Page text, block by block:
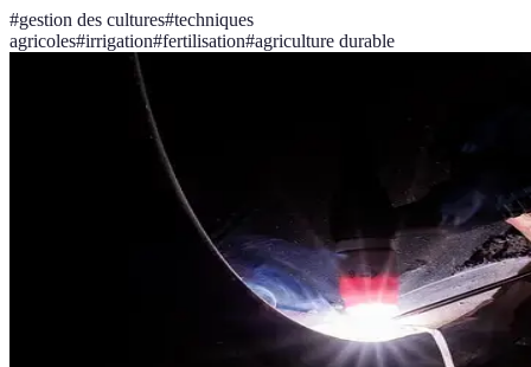
#gestion des cultures#techniques
agricoles#irrigation#fertilisation#agriculture durable